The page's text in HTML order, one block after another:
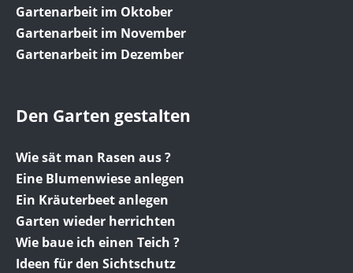
Gartenarbeit im Oktober
Gartenarbeit im November
Gartenarbeit im Dezember
Den Garten gestalten
Wie sät man Rasen aus ?
Eine Blumenwiese anlegen
Ein Kräuterbeet anlegen
Garten wieder herrichten
Wie baue ich einen Teich ?
Ideen für den Sichtschutz